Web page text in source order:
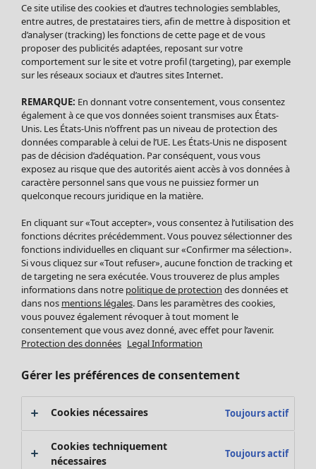
Soldes Vêtements
Tous les vêtements
Robes
Tuniques
Blouses
Tops
Gilets
Pantalon
Jupes
Leggings et collants
Accessoires
Chaussures
Vêtements de bain
Basics
Soldes Mobilier
Bonnes affaires déco
Décoration
Textiles
Tapis
Éponge
Ce site utilise des cookies et d’autres technologies semblables,
entre autres, de prestataires tiers, afin de mettre à disposition et
d’analyser (tracking) les fonctions de cette page et de vous
proposer des publicités adaptées, reposant sur votre
comportement sur le site et votre profil (targeting), par exemple
sur les réseaux sociaux et d’autres sites Internet.
REMARQUE: En donnant votre consentement, vous consentez
également à ce que vos données soient transmises aux États-
Unis. Les États-Unis n’offrent pas un niveau de protection des
données comparable à celui de l’UE. Les États-Unis ne disposent
pas de décision d’adéquation. Par conséquent, vous vous
exposez au risque que des autorités aient accès à vos données à
caractère personnel sans que vous ne puissiez former un
quelconque recours juridique en la matière.
En cliquant sur «Tout accepter», vous consentez à l’utilisation des
fonctions décrites précédemment. Vous pouvez sélectionner des
fonctions individuelles en cliquant sur «Confirmer ma sélection».
Si vous cliquez sur «Tout refuser», aucune fonction de tracking et
de targeting ne sera exécutée. Vous trouverez de plus amples
informations dans notre politique de protection des données et
dans nos mentions légales. Dans les paramètres des cookies,
vous pouvez également révoquer à tout moment le
consentement que vous avez donné, avec effet pour l’avenir.
Protection des données Legal Information
Gérer les préférences de consentement
Cookies nécessaires Toujours actif
Cookies techniquement
nécessaires
Toujours actif